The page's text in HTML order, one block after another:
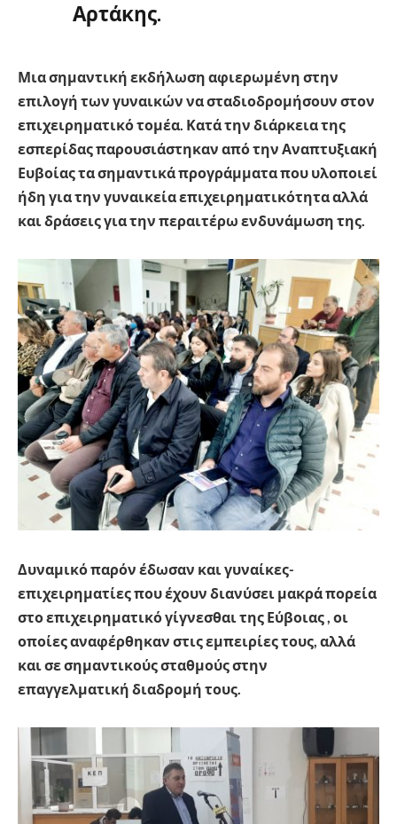
Αρτάκης.
Μια σημαντική εκδήλωση αφιερωμένη στην
επιλογή των γυναικών να σταδιοδρομήσουν στον
επιχειρηματικό τομέα. Κατά την διάρκεια της
εσπερίδας παρουσιάστηκαν από την Αναπτυξιακή
Ευβοίας τα σημαντικά προγράμματα που υλοποιεί
ήδη για την γυναικεία επιχειρηματικότητα αλλά
και δράσεις για την περαιτέρω ενδυνάμωση της.
Δυναμικό παρόν έδωσαν και γυναίκες-
επιχειρηματίες που έχουν διανύσει μακρά πορεία
στο επιχειρηματικό γίγνεσθαι της Εύβοιας , οι
οποίες αναφέρθηκαν στις εμπειρίες τους, αλλά
και σεσημαντικούς σταθμούς στην
επαγγελματική διαδρομή τους.